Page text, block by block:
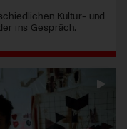
Kultur- und
ins Gespräch.